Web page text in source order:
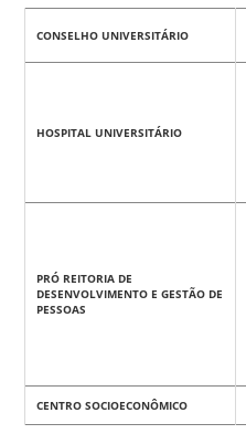
CONSELHO UNIVERSITÁRIO
HOSPITAL UNIVERSITÁRIO
PRÓ REITORIA DE
DESENVOLVIMENTO E GESTÃO DE
PESSOAS
CENTRO SOCIOECONÔMICO